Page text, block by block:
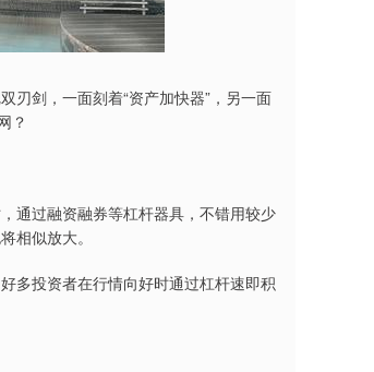
剑，一面刻着“资产加快器”，另一面
？
通过融资融券等杠杆器具，不错用较少
相似放大。
多投资者在行情向好时通过杠杆速即积